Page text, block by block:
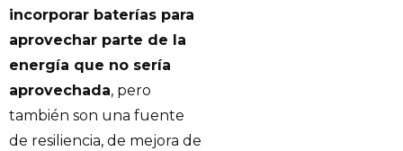
incorporar baterías para
aprovechar parte de la
energía que no sería
aprovechada, pero
también son una fuente
de resiliencia, de mejora de